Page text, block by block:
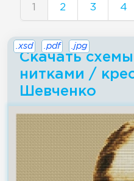
1 2 3 4
Скачать
нитками /
Шевченко
.xsd .pdf .jpg